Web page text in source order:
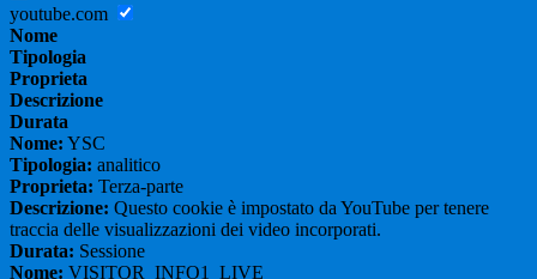
youtube.com
Nome
Tipologia
Proprieta
Descrizione
Durata
Nome: YSC
Tipologia: analitico
Proprieta: Terza-parte
Descrizione: Questo cookie è impostato da YouTube per tenere
traccia delle visualizzazioni dei video incorporati.
Durata: Sessione
Nome: VISITOR_INFO1_LIVE